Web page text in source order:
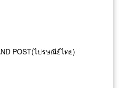
POST(ไปรษณีย์ไทย)